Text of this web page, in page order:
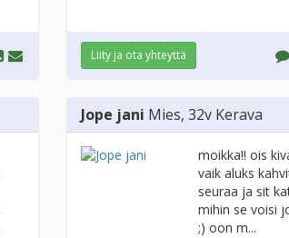
Liity ja ota yhteyttä
Jope jani Mies, 32v Kerava
moikka!! ois
vaik aluks
seuraa ja sit
mihin se voisi
;) oon m...